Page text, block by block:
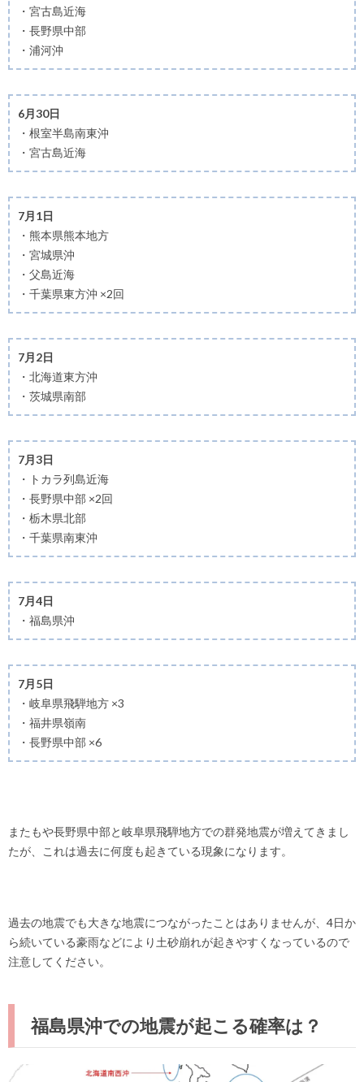
・宮古島近海
・長野県中部
・浦河沖
6月30日
・根室半島南東沖
・宮古島近海
7月1日
・熊本県熊本地方
・宮城県沖
・父島近海
・千葉県東方沖 ×2回
7月2日
・北海道東方沖
・茨城県南部
7月3日
・トカラ列島近海
・長野県中部 ×2回
・栃木県北部
・千葉県南東沖
7月4日
・福島県沖
7月5日
・岐阜県飛騨地方 ×3
・福井県嶺南
・長野県中部 ×6
またもや長野県中部と岐阜県飛騨地方での群発地震が増えてきまし
たが、これは過去に何度も起きている現象になります。
過去の地震でも大きな地震につながったことはありませんが、4日か
ら続いている豪雨などにより土砂崩れが起きやすくなっているので
注意してください。
福島県沖での地震が起こる確率は？